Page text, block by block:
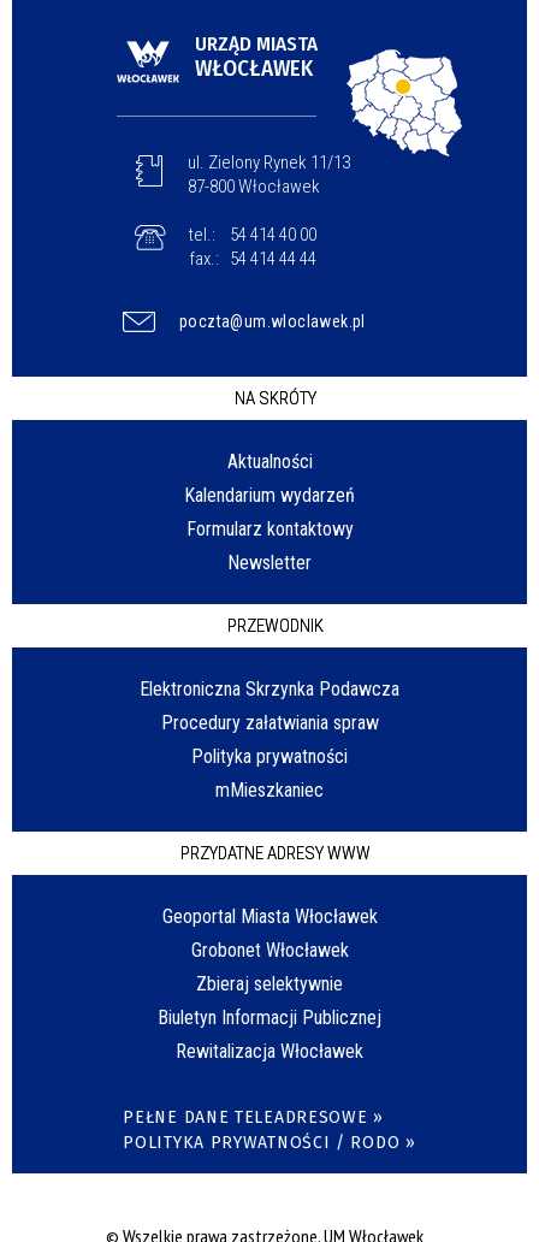
URZĄD MIASTA
WŁOCŁAWEK
ul. Zielony Rynek 11/13
87-800 Włocławek
tel.:
54 414 40 00
fax.:
54 414 44 44
poczta@um.wloclawek.pl
NA SKRÓTY
Aktualności
Kalendarium wydarzeń
Formularz kontaktowy
Newsletter
PRZEWODNIK
Elektroniczna Skrzynka Podawcza
Procedury załatwiania spraw
Polityka prywatności
mMieszkaniec
PRZYDATNE ADRESY WWW
Geoportal Miasta Włocławek
Grobonet Włocławek
Zbieraj selektywnie
Biuletyn Informacji Publicznej
Rewitalizacja Włocławek
PEŁNE DANE TELEADRESOWE »
POLITYKA PRYWATNOŚCI / RODO »
© Wszelkie prawa zastrzeżone, UM Włocławek